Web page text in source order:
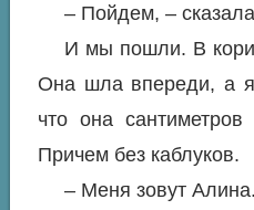
– Пойдем, –
И мы пошли. В
Она шла впереди, а
что она
Причем без каблуков.
– Меня зовут Алина.